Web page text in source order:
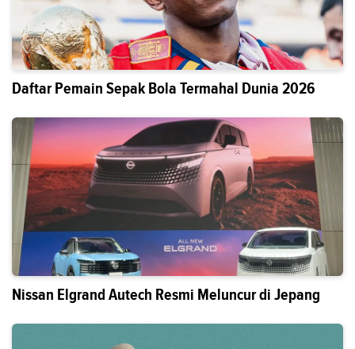
Daftar Pemain Sepak Bola Termahal Dunia 2026
Nissan Elgrand Autech Resmi Meluncur di Jepang